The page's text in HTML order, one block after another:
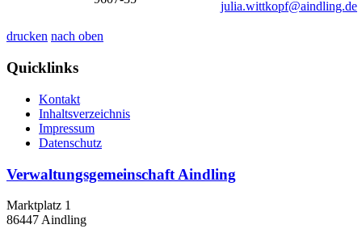
julia.wittkopf@aindling.de
drucken nach oben
Quicklinks
Kontakt
Inhaltsverzeichnis
Impressum
Datenschutz
Verwaltungsgemeinschaft Aindling
Marktplatz 1
86447 Aindling